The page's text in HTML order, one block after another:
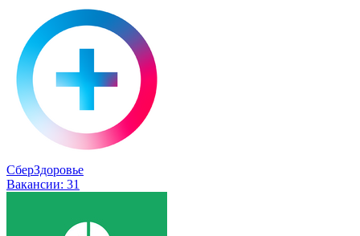
СберЗдоровье
Вакансии: 31